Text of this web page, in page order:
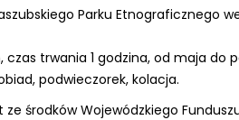
Parku Etnograficznego
trwania 1 godzina, od maja do
podwieczorek, kolacja.
środków Wojewódzkiego